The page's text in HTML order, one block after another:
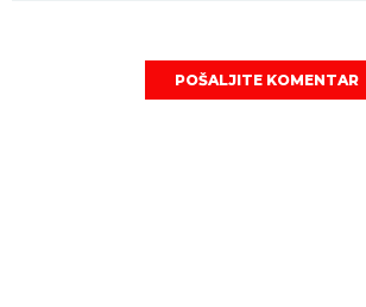
POŠALJITE KOMENTAR